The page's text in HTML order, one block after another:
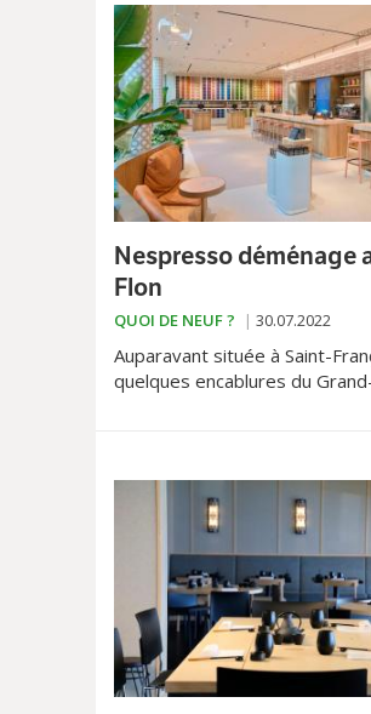
Nespresso déménage
Flon
QUOI DE NEUF ? 30.07.2022
Auparavant située à Saint-
quelques encablures du